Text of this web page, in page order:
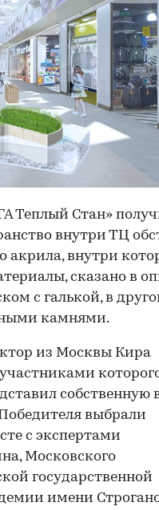
Теплый Стан»
внутри ТЦ
акрила, внутри
сказано в
с галькой, в
камнями.
из Москвы Кира
собственную
выбрали
с экспертами
Московского
государственной
имени